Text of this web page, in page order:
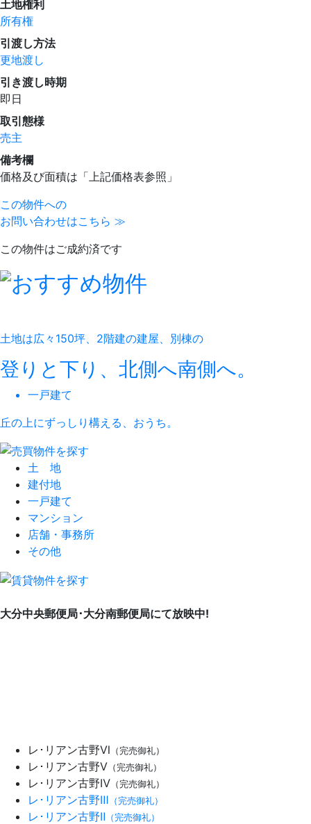
土地権利
所有権
引渡し方法
更地渡し
引き渡し時期
即日
取引態様
売主
備考欄
価格及び面積は「上記価格表参照」
この物件への
お問い合わせはこちら ≫
この物件はご成約済です
土地は広々150坪、2階建の建屋、別棟の
登りと下り、北側へ南側へ。
一戸建て
丘の上にずっしり構える、おうち。
土 地
建付地
一戸建て
マンション
店舗・事務所
その他
大分中央郵便局･大分南郵便局にて放映中!
レ･リアン古野Ⅵ （完売御礼）
レ･リアン古野Ⅴ （完売御礼）
レ･リアン古野Ⅳ （完売御礼）
レ･リアン古野Ⅲ （完売御礼）
レ･リアン古野Ⅱ （完売御礼）